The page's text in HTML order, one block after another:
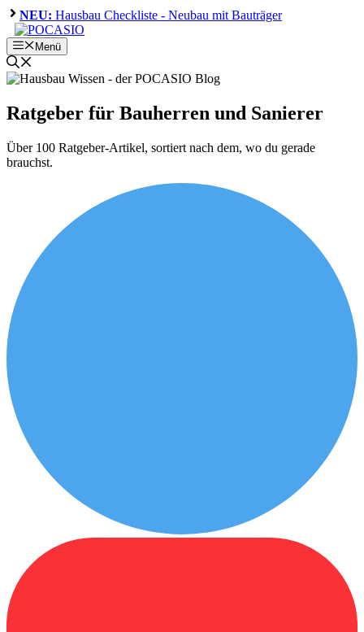
Zum
Inhalt
springen
NEU: Hausbau Checkliste - Neubau mit Bauträger
Menü
Ratgeber für Bauherren und Sanierer
Über 100 Ratgeber-Artikel, sortiert nach dem, wo du gerade
brauchst.